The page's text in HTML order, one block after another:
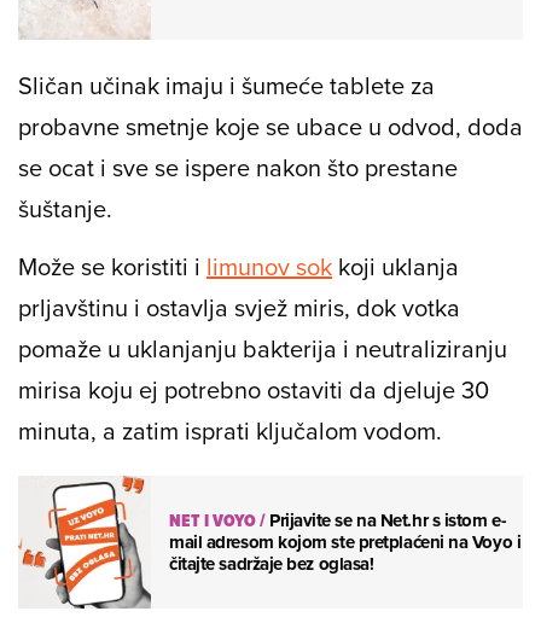
Sličan učinak imaju i šumeće tablete za
probavne smetnje koje se ubace u odvod, doda
se ocat i sve se ispere nakon što prestane
šuštanje.
Može se koristiti i limunov sok koji uklanja
prljavštinu i ostavlja svjež miris, dok votka
pomaže u uklanjanju bakterija i neutraliziranju
mirisa koju ej potrebno ostaviti da djeluje 30
minuta, a zatim isprati ključalom vodom.
NET I VOYO/Prijavite se na Net.hr s istom e-
mail adresom kojom ste pretplaćeni na Voyo i
čitajte sadržaje bez oglasa!